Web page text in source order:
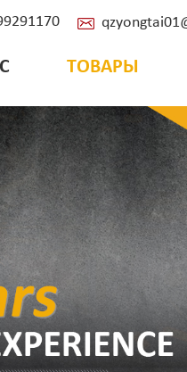
ТОВАРЫ